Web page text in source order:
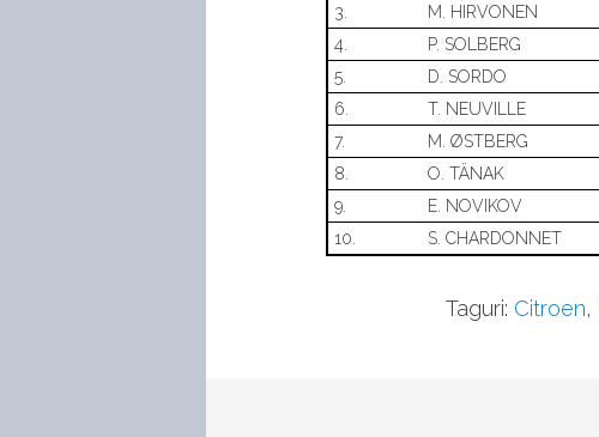
3.
M. HIRVONEN
4.
P. SOLBERG
5.
D. SORDO
6.
T. NEUVILLE
7.
M. ØSTBERG
8.
O. TÄNAK
9.
E. NOVIKOV
10.
S. CHARDONNET
Taguri: Citroen,